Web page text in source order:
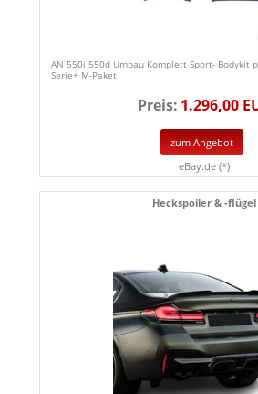
AN 550i 550d Umbau Komplett Sport- Bodykit
Serie+ M-Paket
Preis: 1.296,00
zum Angebot
eBay.de (*)
Heckspoiler & -flügel